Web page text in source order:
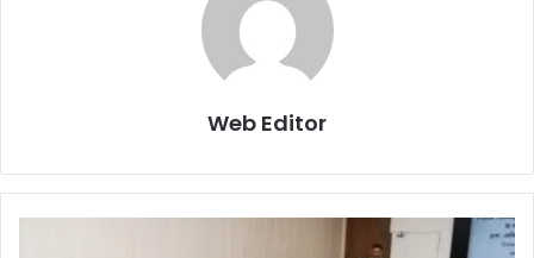
Web Editor